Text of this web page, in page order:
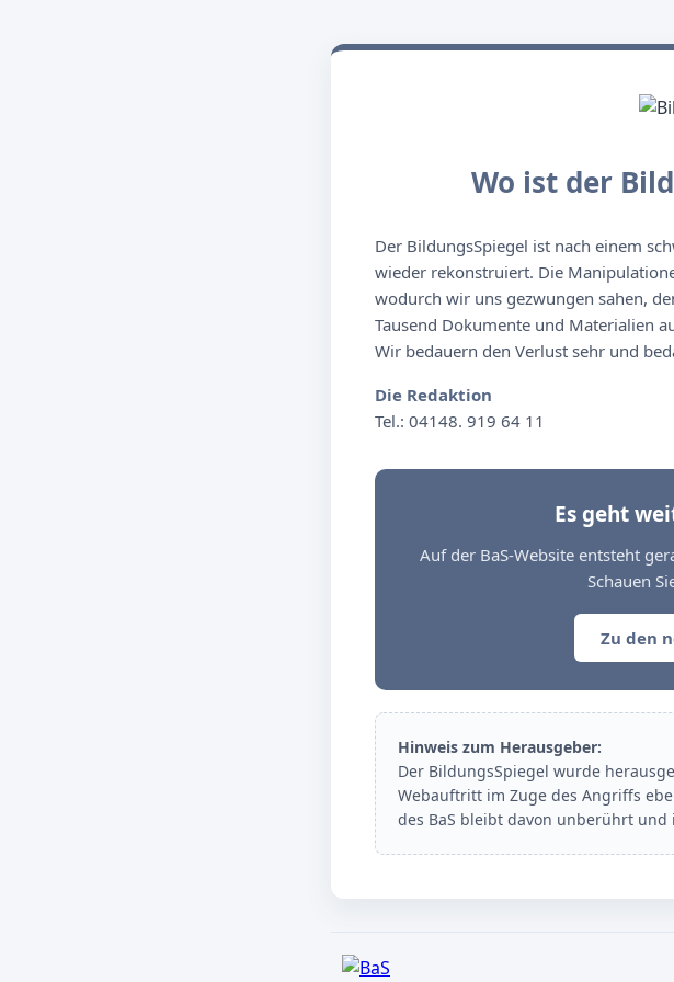
Wo ist der
Der BildungsSpiegel ist nach einem
wieder rekonstruiert. Die
wodurch wir uns gezwungen sahen,
Tausend Dokumente und Materialien
Wir bedauern den Verlust sehr und
Die Redaktion
Tel.: 04148. 919 64 11
Es geht
Auf der BaS-Website entsteht
Schauen
Zu den
Hinweis zum Herausgeber:
Der BildungsSpiegel wurde
Webauftritt im Zuge des Angriffs
des BaS bleibt davon unberührt